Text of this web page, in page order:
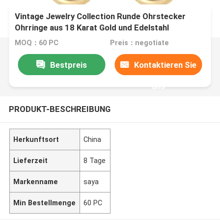
Vintage Jewelry Collection Runde Ohrstecker
Ohrringe aus 18 Karat Gold und Edelstahl
MOQ：60 PC Preis：negotiate
Bestpreis Kontaktieren Sie
uns
PRODUKT-BESCHREIBUNG
Herkunftsort China
Lieferzeit 8 Tage
Markenname saya
Min Bestellmenge 60 PC